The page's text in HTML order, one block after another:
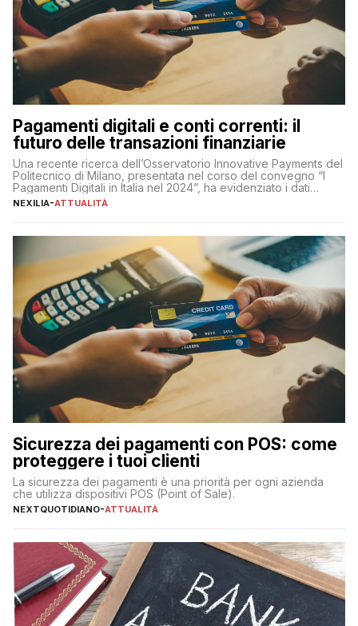
Pagamenti digitali e conti correnti: il
futuro delle transazioni finanziarie
Una recente ricerca dell’Osservatorio Innovative Payments del
Politecnico di Milano, presentata nel corso del convegno “I
Pagamenti Digitali in Italia nel 2024”, ha evidenziato i dati
definitivi del primo semestre 2024 relativamente alle
NEXILIA-ATTUALITÀ
Sicurezza dei pagamenti con POS: come
proteggere i tuoi clienti
La sicurezza dei pagamenti è una priorità per ogni azienda
che utilizza dispositivi POS (Point of Sale).
NEXTQUOTIDIANO-ATTUALITÀ